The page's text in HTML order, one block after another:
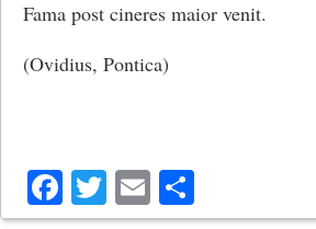
Fama post cineres maior venit.
(Ovidius, Pontica)
Facebook
Twitter
Email